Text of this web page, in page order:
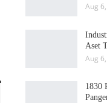
Aug
Aset
Aug
1830